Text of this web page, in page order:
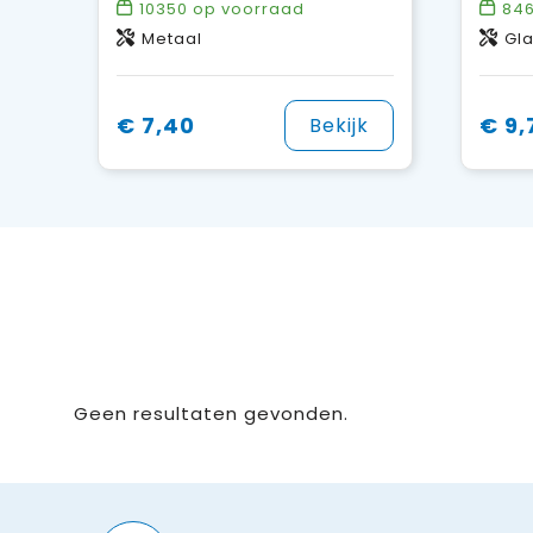
10350 op voorraad
Metaal
€ 7,40 Bekijk €
Geen resultaten gevonden.